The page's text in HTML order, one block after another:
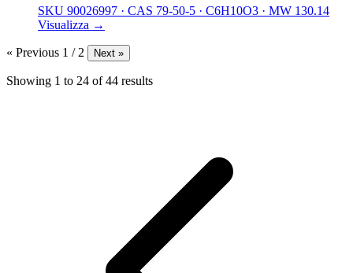
SKU 90026997 · CAS 79-50-5 · C6H10O3 · MW 130.14
Visualizza →
« Previous 1 / 2 Next »
Showing 1 to 24 of 44 results